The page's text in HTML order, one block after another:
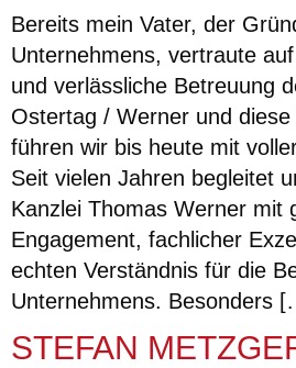
Bereits mein Vater, der
Unternehmens, vertraute
und verlässliche Betreuung
Ostertag / Werner und
führen wir bis heute mit
Seit vielen Jahren begleitet
Kanzlei Thomas Werner mit
Engagement, fachlicher
echten Verständnis für die
Unternehmens. Besonders
STEFAN